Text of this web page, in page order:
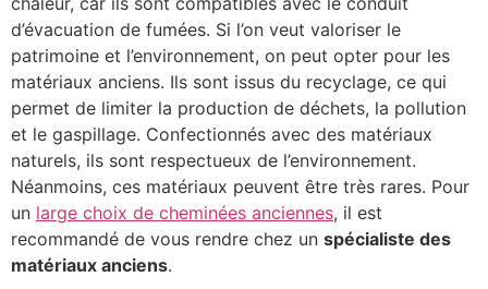
d’évacuation de fumées. Si l’on veut valoriser le
patrimoine et l’environnement, on peut opter pour les
matériaux anciens. Ils sont issus du recyclage, ce qui
permet de limiter la production de déchets, la pollution
et le gaspillage. Confectionnés avec des matériaux
naturels, ils sont respectueux de l’environnement.
Néanmoins, ces matériaux peuvent être très rares. Pour
un large choix de cheminées anciennes, il est
recommandé de vous rendre chez un spécialiste des
matériaux anciens.